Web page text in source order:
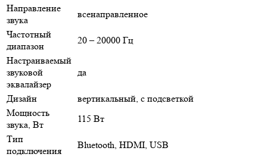
Направление
звука
всенаправленное
Частотный
диапазон
20 – 20000 Гц
Настраиваемый
звуковой
эквалайзер
да
Дизайн
вертикальный, с подсветкой
Мощность
звука, Вт
115 Вт
Тип
подключения
Bluetooth, HDMI, USB